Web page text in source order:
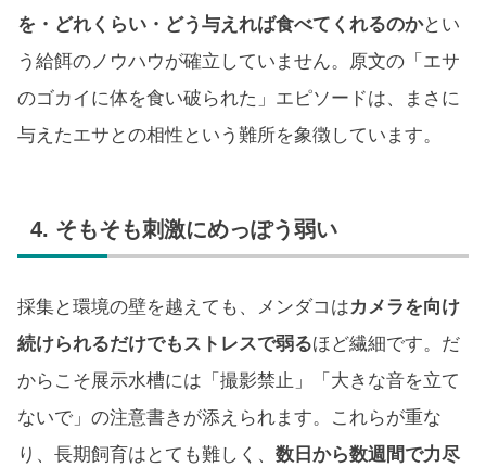
を・どれくらい・どう与えれば食べてくれるのかとい
う給餌のノウハウが確立していません。原文の「エサ
のゴカイに体を食い破られた」エピソードは、まさに
与えたエサとの相性という難所を象徴しています。
4. そもそも刺激にめっぽう弱い
採集と環境の壁を越えても、メンダコはカメラを向け
続けられるだけでもストレスで弱るほど繊細です。だ
からこそ展示水槽には「撮影禁止」「大きな音を立て
ないで」の注意書きが添えられます。これらが重な
り、長期飼育はとても難しく、 数日から数週間で力尽